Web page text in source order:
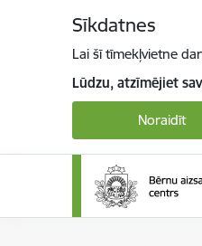
Sīkdatnes
Lai šī tīmekļvietne
Lūdzu, atzīmējiet
Noraidīt